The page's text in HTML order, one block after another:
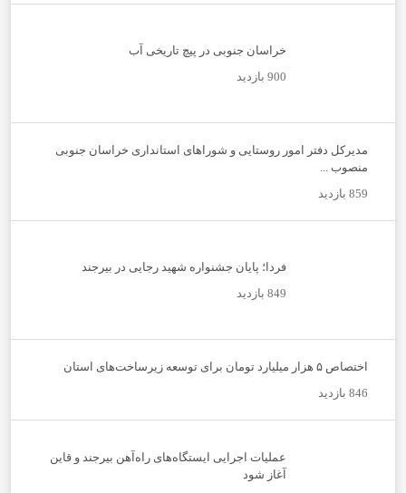
خراسان جنوبی در پیچ تاریخی آب
900 بازدید
مدیرکل دفتر امور روستایی و شوراهای استانداری خراسان جنوبی
منصوب ...
859 بازدید
فردا؛ پایان جشنواره شهید رجایی در بیرجند
849 بازدید
اختصاص ۵ هزار میلیارد تومان برای توسعه زیرساخت‌های استان
846 بازدید
عملیات اجرایی ایستگاه‌های راه‌آهن بیرجند و قاین
آغاز شود